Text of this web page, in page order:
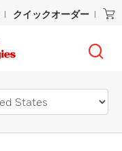
クイックオーダー